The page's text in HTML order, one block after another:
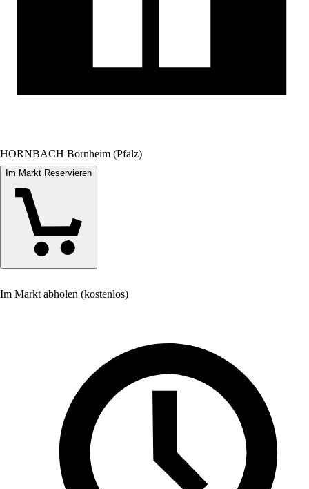
HORNBACH Bornheim (Pfalz)
Im Markt Reservieren
Im Markt abholen (kostenlos)